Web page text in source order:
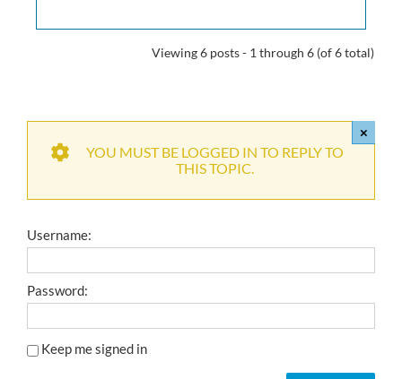
Viewing 6 posts - 1 through 6 (of 6 total)
×
YOU MUST BE LOGGED IN TO REPLY TO
THIS TOPIC.
Username:
Password:
Keep me signed in